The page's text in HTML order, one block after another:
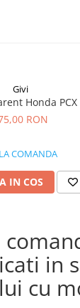
Givi
Honda PCX
RON
LA COMANDA
IN COS
in
cu